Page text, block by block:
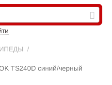
/
TS240D синий/черный